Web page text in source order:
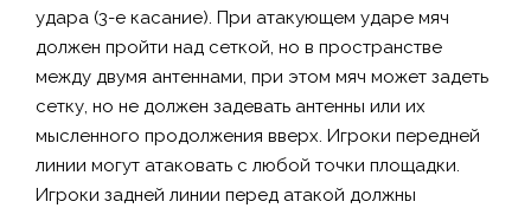
удара (3-е касание). При атакующем ударе мяч
должен пройти над сеткой, но в пространстве
между двумя антеннами, при этом мяч может задеть
сетку, но не должен задевать антенны или их
мысленного продолжения вверх. Игроки передней
линии могут атаковать с любой точки площадки.
Игроки задней линии перед атакой должны